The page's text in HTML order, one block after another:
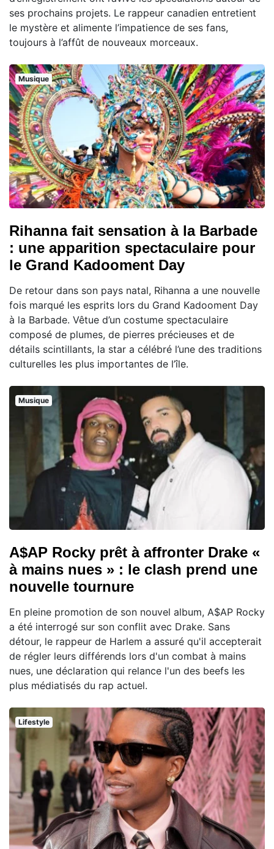
ses prochains projets. Le rappeur canadien entretient
le mystère et alimente l’impatience de ses fans,
toujours à l’affût de nouveaux morceaux.
Musique
Rihanna fait sensation à la Barbade
: une apparition spectaculaire pour
le Grand Kadooment Day
De retour dans son pays natal, Rihanna a une nouvelle
fois marqué les esprits lors du Grand Kadooment Day
à la Barbade. Vêtue d’un costume spectaculaire
composé de plumes, de pierres précieuses et de
détails scintillants, la star a célébré l’une des traditions
culturelles les plus importantes de l’île.
Musique
A$AP Rocky prêt à affronter Drake «
à mains nues » : le clash prend une
nouvelle tournure
En pleine promotion de son nouvel album, A$AP Rocky
a été interrogé sur son conflit avec Drake. Sans
détour, le rappeur de Harlem a assuré qu'il accepterait
de régler leurs différends lors d'un combat à mains
nues, une déclaration qui relance l'un des beefs les
plus médiatisés du rap actuel.
Lifestyle